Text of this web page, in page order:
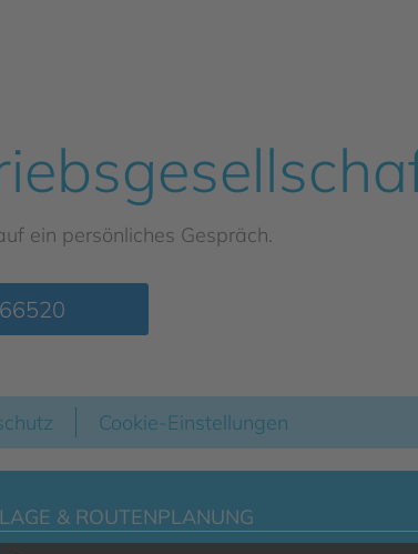
ein persönliches Gespräch.
Cookie-Einstellungen
LAGE & ROUTENPLANUNG